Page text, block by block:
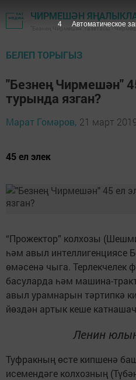
ЧИРМЕШӘН
"Безнең Чирмешән" газетасы -
БЕЛЕП ТОРЫГЫЗ
"Безнең Чирмешән"
турында язган?
Марат Гомәров, 21 март
45 ел элек
“Прожектор” колхозы
һәм авыл интеллигенциясе
өмәсенә чыга. Терлекчелек
басуларда һәм машина-
авыл урамнарын тәртипкә
йөздән артык кеше
Ленин
Туфракның өсте кипшенә
исемендәге колхозның
3 Автоматическое